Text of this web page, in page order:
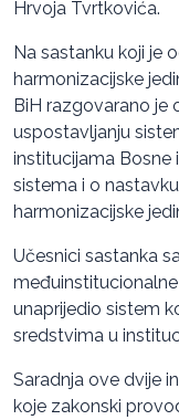
Hrvoja Tvrtkovića.
Na sastanku koji je
harmonizacijske
BiH razgovarano je
uspostavljanju
institucijama Bosne
sistema i o
harmonizacijske
Učesnici sastanka
unaprijedio sistem
sredstvima u
Saradnja ove dvije
koje zakonski